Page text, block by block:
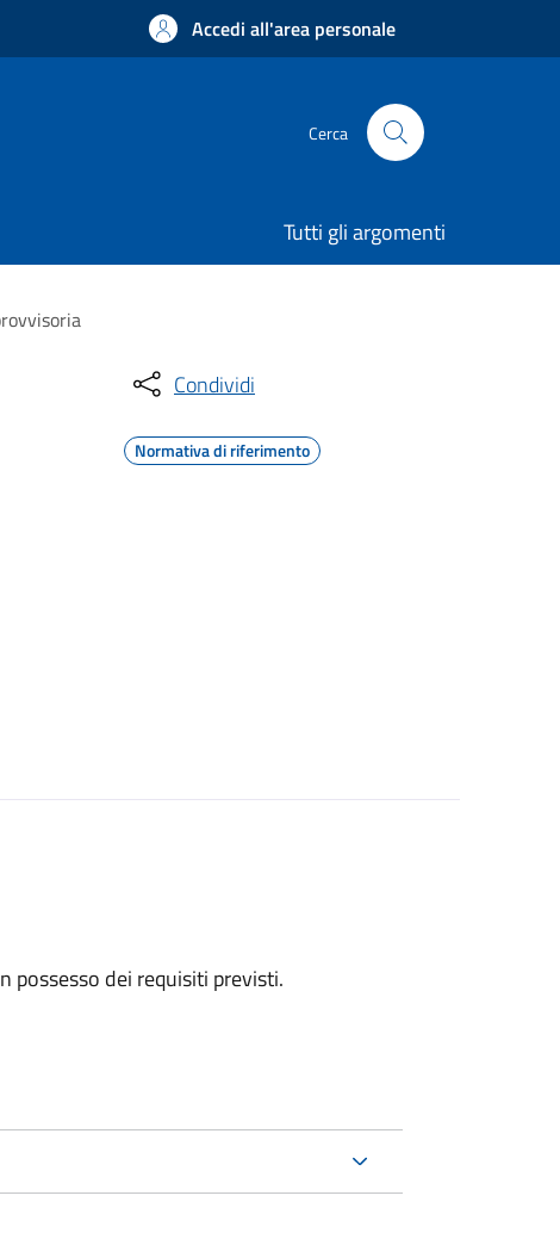
Accedi all'area personale
Cerca
Tutti gli argomenti
Condividi
Normativa di riferimento
possesso dei requisiti previsti.